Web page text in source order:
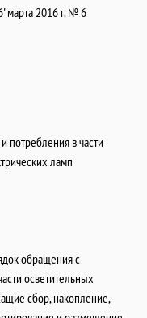
г. № 6
потребления в части
ламп
обращения с
осветительных
сбор, накопление,